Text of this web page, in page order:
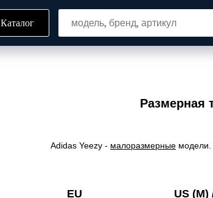
Каталог
Размерная
Adidas Yeezy - малоразмерные модели.
EU US (M)